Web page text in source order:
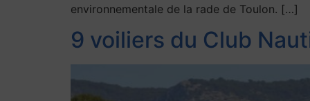
environnementale de la rade de Toulon. […]
9 voiliers du Club